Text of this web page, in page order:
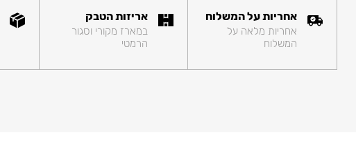
אחריות על המשלוח
אחריות מלאה על
המשלוח
אריזות הטבק
במארז מקורי וסגור
הרמטי